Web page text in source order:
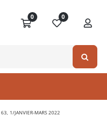
0 0
63, 1/JANVIER-MARS 2022